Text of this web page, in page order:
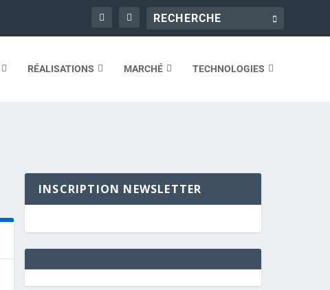
RÉALISATIONS MARCHÉ TECHNOLOGIES
INSCRIPTION NEWSLETTER